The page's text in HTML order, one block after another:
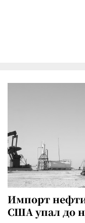
Импорт нефти
США упал до